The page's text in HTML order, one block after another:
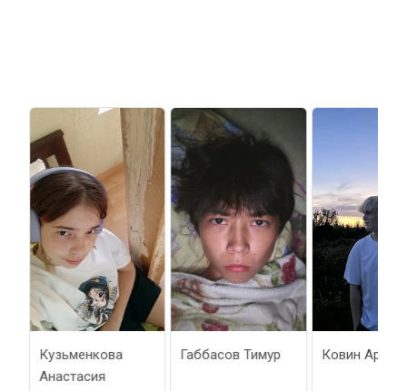
Кузьменкова
Анастасия
Габбасов Тимур Ковин